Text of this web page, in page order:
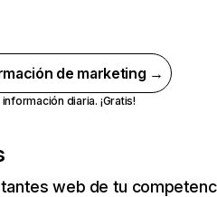
de marketing →
diaria. ¡Gratis!
web de tu